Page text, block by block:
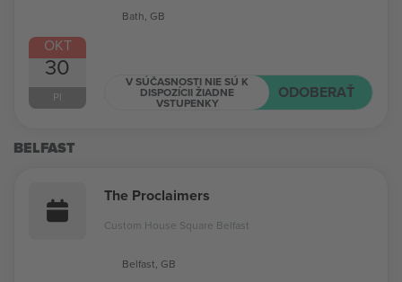
OKT
30
PI
Bath, GB
V SÚČASNOSTI NIE SÚ K
DISPOZÍCII ŽIADNE
VSTUPENKY
ODOBERAŤ
BELFAST
The Proclaimers
Custom House Square Belfast
Belfast, GB